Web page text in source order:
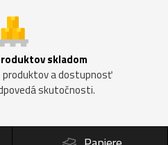
skladom
produktov a dostupnosť
skutočnosti.